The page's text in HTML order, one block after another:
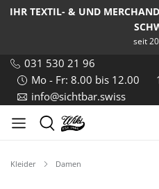
IHR TEXTIL- & UND
seit
031 530 21 96
Mo - Fr: 8.00 bis 12.00
info@sichtbar.swiss
Kleider Damen